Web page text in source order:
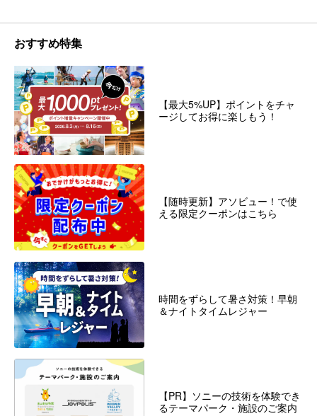
おすすめ特集
【最大5%UP】ポイントをチャ
ージしてお得に楽しもう！
【随時更新】アソビュー！で使
える限定クーポンはこちら
時間をずらして暑さ対策！早朝
＆ナイトタイムレジャー
【PR】ソニーの技術を体験でき
るテーマパーク・施設のご案内